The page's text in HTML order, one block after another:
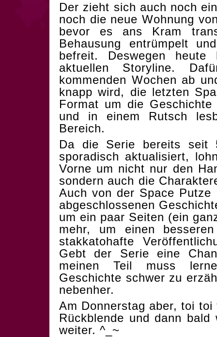
Der zieht sich auch noch
noch die neue Wohnung
bevor es ans Kram
Behausung entrümpelt
befreit. Deswegen
aktuellen Storyline.
kommenden Wochen ab
knapp wird, die letzten
Format um die
und in einem Rutsch
Bereich.
Da die Serie bereits seit
sporadisch aktualisiert,
Vorne um nicht nur den
sondern auch die
Auch von der Space
abgeschlossenen
um ein paar Seiten (ein
mehr, um einen
stakkatohafte
Gebt der Serie eine
meinen Teil muss
Geschichte schwer zu
nebenher.
Am Donnerstag aber, toi
Rückblende und dann
weiter. ^_~